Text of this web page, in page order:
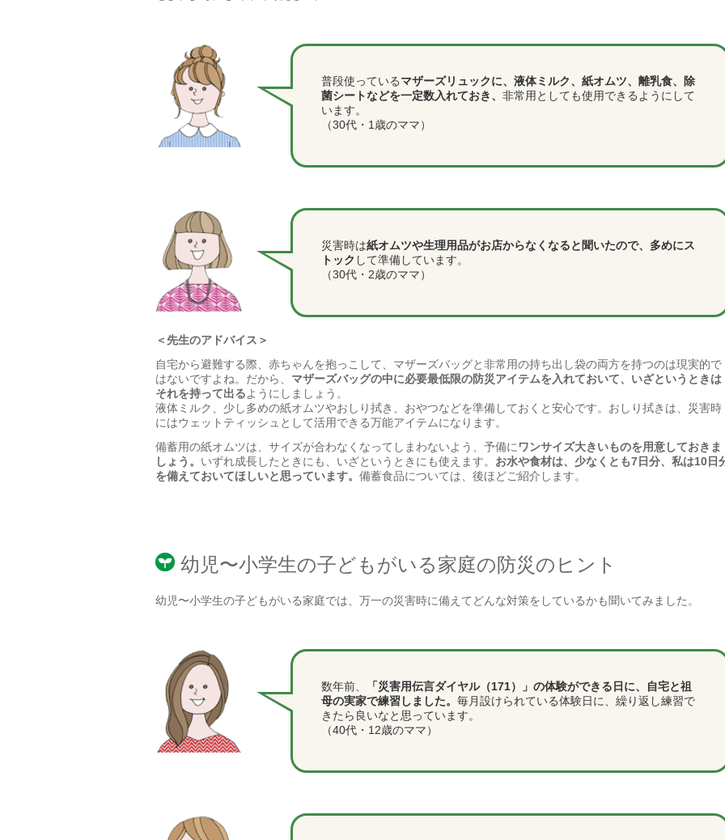
普段使っているマザーズリュックに、液体ミルク、紙オムツ、離乳食、除
菌シートなどを一定数入れておき、 非常用としても使用できるようにして
います。
（30代・1歳のママ）
災害時は紙オムツや生理用品がお店からなくなると聞いたので、多めにス
トック して準備しています。
（30代・2歳のママ）
＜先生のアドバイス＞
自宅から避難する際、赤ちゃんを抱っこして、マザーズバッグと非常用の持ち出し袋の両方を持つのは現実的で
はないですよね。だから、 マザーズバッグの中に必要最低限の防災アイテムを入れておいて、いざというときは
それを持って出るようにしましょう。
液体ミルク、少し多めの紙オムツやおしり拭き、おやつなどを準備しておくと安心です。おしり拭きは、災害時
にはウェットティッシュとして活用できる万能アイテムになります。
備蓄用の紙オムツは、サイズが合わなくなってしまわないよう、予備に ワンサイズ大きいものを用意しておきま
しょう。 いずれ成長したときにも、いざというときにも使えます。 お水や食材は、少なくとも7日分、私は10日
を備えておいてほしいと思っています。 備蓄食品については、後ほどご紹介します。
幼児〜小学生の子どもがいる家庭の防災のヒント
幼児〜小学生の子どもがいる家庭では、万一の災害時に備えてどんな対策をしているかも聞いてみました。
数年前、
「災害用伝言ダイヤル（171）」の体験ができる日に、自宅と祖
母の実家で練習しました。 毎月設けられている体験日に、繰り返し練習で
きたら良いなと思っています。
（40代・12歳のママ）